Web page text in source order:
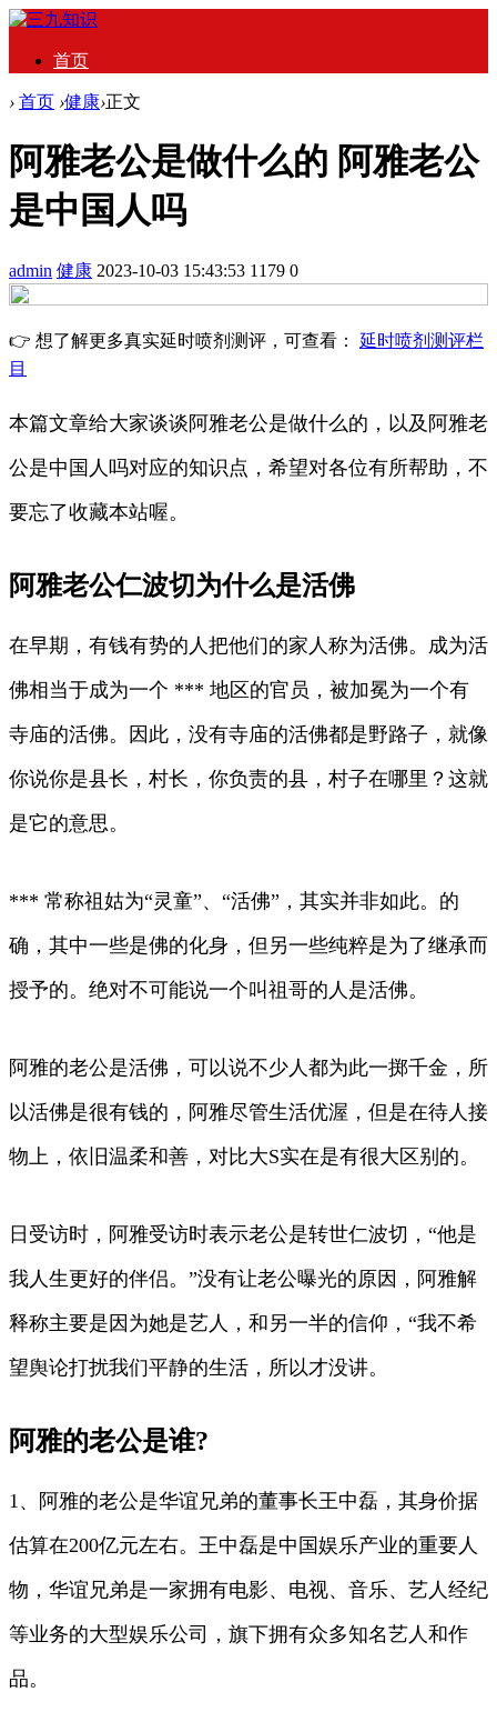
首页
› 首页 ›健康›正文
阿雅老公是做什么的 阿雅老公
是中国人吗
admin 健康 2023-10-03 15:43:53 1179 0
👉 想了解更多真实延时喷剂测评，可查看： 延时喷剂测评栏
目
本篇文章给大家谈谈阿雅老公是做什么的，以及阿雅老
公是中国人吗对应的知识点，希望对各位有所帮助，不
要忘了收藏本站喔。
阿雅老公仁波切为什么是活佛
在早期，有钱有势的人把他们的家人称为活佛。成为活
佛相当于成为一个 *** 地区的官员，被加冕为一个有
寺庙的活佛。因此，没有寺庙的活佛都是野路子，就像
你说你是县长，村长，你负责的县，村子在哪里？这就
是它的意思。
*** 常称祖姑为“灵童”、“活佛”，其实并非如此。的
确，其中一些是佛的化身，但另一些纯粹是为了继承而
授予的。绝对不可能说一个叫祖哥的人是活佛。
阿雅的老公是活佛，可以说不少人都为此一掷千金，所
以活佛是很有钱的，阿雅尽管生活优渥，但是在待人接
物上，依旧温柔和善，对比大S实在是有很大区别的。
日受访时，阿雅受访时表示老公是转世仁波切，“他是
我人生更好的伴侣。”没有让老公曝光的原因，阿雅解
释称主要是因为她是艺人，和另一半的信仰，“我不希
望舆论打扰我们平静的生活，所以才没讲。
阿雅的老公是谁?
1、阿雅的老公是华谊兄弟的董事长王中磊，其身价据
估算在200亿元左右。王中磊是中国娱乐产业的重要人
物，华谊兄弟是一家拥有电影、电视、音乐、艺人经纪
等业务的大型娱乐公司，旗下拥有众多知名艺人和作
品。